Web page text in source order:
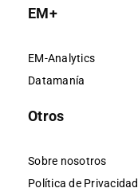
EM+
EM-Analytics
Datamanía
Otros
Sobre nosotros
Política de Privacidad